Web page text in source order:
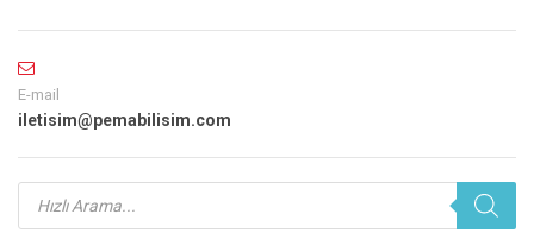
E-mail
iletisim@pemabilisim.com
Products
search